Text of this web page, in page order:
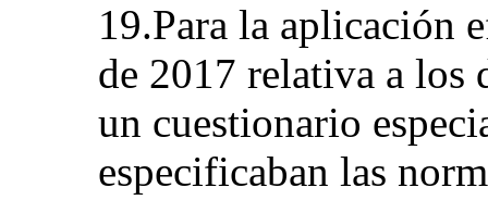
19.Para la aplicación
de 2017 relativa a los
un cuestionario
especificaban las